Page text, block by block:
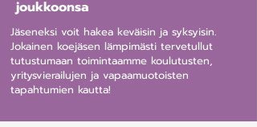
joukkoonsa
Jäseneksi voit hakea keväisin ja syksyisin.
Jokainen koejäsen lämpimästi tervetullut
tutustumaan toimintaamme koulutusten,
yritysvierailujen ja vapaamuotoisten
tapahtumien kautta!